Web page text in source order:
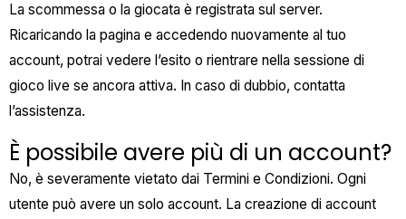
La scommessa o la giocata è registrata sul server.
Ricaricando la pagina e accedendo nuovamente al tuo
account, potrai vedere l’esito o rientrare nella sessione di
gioco live se ancora attiva. In caso di dubbio, contatta
l’assistenza.
È possibile avere più di un account?
No, è severamente vietato dai Termini e Condizioni. Ogni
utente può avere un solo account. La creazione di account